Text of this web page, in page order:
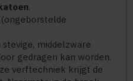
.
stevige, middelzware
gedragen kan worden.
verftechniek krijgt de